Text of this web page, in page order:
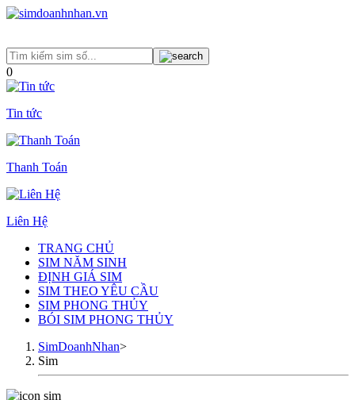
0
Tin tức
Thanh Toán
Liên Hệ
TRANG CHỦ
SIM NĂM SINH
ĐỊNH GIÁ SIM
SIM THEO YÊU CẦU
SIM PHONG THỦY
BÓI SIM PHONG THỦY
SimDoanhNhan>
Sim